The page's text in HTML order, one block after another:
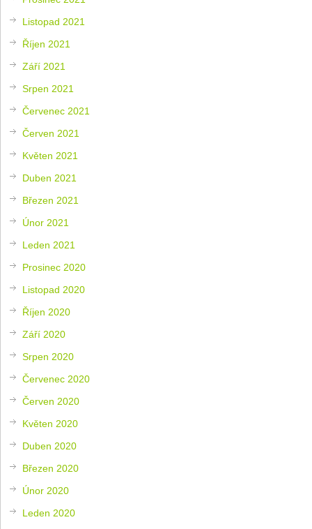
Listopad 2021
Říjen 2021
Září 2021
Srpen 2021
Červenec 2021
Červen 2021
Květen 2021
Duben 2021
Březen 2021
Únor 2021
Leden 2021
Prosinec 2020
Listopad 2020
Říjen 2020
Září 2020
Srpen 2020
Červenec 2020
Červen 2020
Květen 2020
Duben 2020
Březen 2020
Únor 2020
Leden 2020